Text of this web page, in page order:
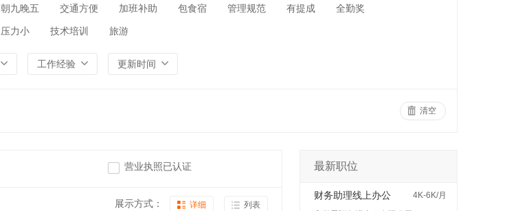
朝九晚五 交通方便 加班补助 包食宿 管理规范 有提成 全勤奖
压力小 技术培训 旅游
工作经验 更新时间
清空
营业执照已认证
展示方式： 详细 列表
最新职位
财务助理线上办公
4K-6K/月